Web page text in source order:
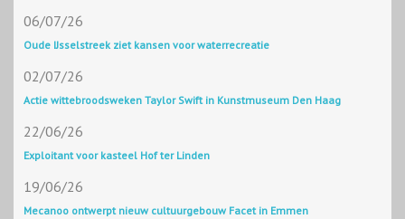
06/07/26
Oude IJsselstreek ziet kansen voor waterrecreatie
02/07/26
Actie wittebroodsweken Taylor Swift in Kunstmuseum Den Haag
22/06/26
Exploitant voor kasteel Hof ter Linden
19/06/26
Mecanoo ontwerpt nieuw cultuurgebouw Facet in Emmen